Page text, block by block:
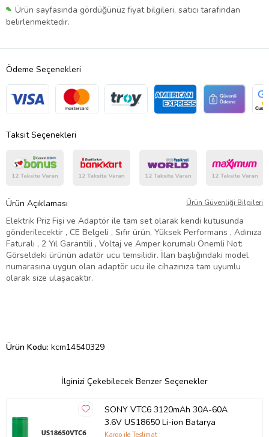
Ürün sayfasında gördüğünüz fiyat bilgileri, satıcı tarafından
belirlenmektedir.
Ödeme Seçenekleri
Taksit Seçenekleri
Ürün Açıklaması Ürün Güvenliği Bilgileri
Elektrik Priz Fişi ve Adaptör ile tam set olarak kendi kutusunda
gönderilecektir , CE Belgeli , Sıfır ürün, Yüksek Performans , Adınıza
Faturalı , 2 Yıl Garantili , Voltaj ve Amper korumalı Önemli Not:
Görseldeki ürünün adatör ucu temsilidir. İlan başlığındaki model
numarasına uygun olan adaptör ucu ile cihazınıza tam uyumlu
olarak size ulaşacaktır.
Ürün Kodu: kcm14540329
İlginizi Çekebilecek Benzer Seçenekler
SONY VTC6 3120mAh 30A-60A
3.6V US18650 Li-ion Batarya
Kargo ile Teslimat